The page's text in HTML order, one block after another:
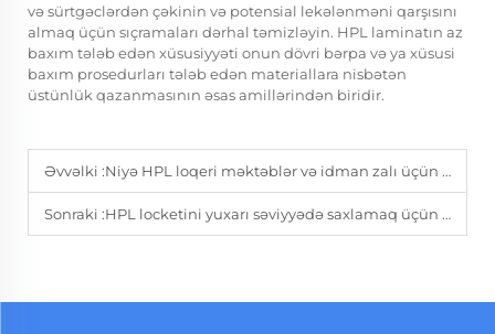
və sürtgəclərdən çəkinin və potensial lekələnməni qarşısını
almaq üçün sıçramaları dərhal təmizləyin. HPL laminatın az
baxım tələb edən xüsusiyyəti onun dövri bərpa və ya xüsusi
baxım prosedurları tələb edən materiallara nisbətən
üstünlük qazanmasının əsas amillərindən biridir.
Əvvəlki :Niyə HPL loqeri məktəblər və idman zalı üçün davamlı seçimdir?
Sonraki :HPL locketini yuxarı səviyyədə saxlamaq üçün hansı baxım tədbirləri görülür?